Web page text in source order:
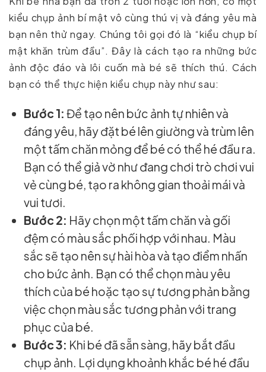
kiểu chụp ảnh bí mật vô cùng thú vị và đáng yêu mà
bạn nên thử ngay. Chúng tôi gọi đó là “kiểu chụp bí
mật khăn trùm đầu”. Đây là cách tạo ra những bức
ảnh độc đáo và lôi cuốn mà bé sẽ thích thú. Cách
bạn có thể thực hiện kiểu chụp này như sau:
Bước 1:Để tạo nên bức ảnh tự nhiên và
đáng yêu, hãy đặt bé lên giường và trùm lên
một tấm chăn mỏng để bé có thể hé đầu ra.
Bạn có thể giả vờ như đang chơi trò chơi vui
vẻ cùng bé, tạo ra không gian thoải mái và
vui tươi.
Bước 2: Hãy chọn một tấm chăn và gối
đệm có màu sắc phối hợp với nhau. Màu
sắc sẽ tạo nên sự hài hòa và tạo điểm nhấn
cho bức ảnh. Bạn có thể chọn màu yêu
thích của bé hoặc tạo sự tương phản bằng
việc chọn màu sắc tương phản với trang
phục của bé.
Bước 3: Khi bé đã sẵn sàng, hãy bắt đầu
chụp ảnh. Lợi dụng khoảnh khắc bé hé đầu